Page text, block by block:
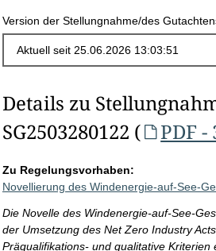
Version der Stellungnahme/des
Details zu
SG2503280122 (
PDF -
Zu Regelungsvorhaben:
Novellierung des Windenergie-auf-See-
Die Novelle des Windenergie-auf-See-
der Umsetzung des Net Zero Industry
Präqualifikations- und qualitative